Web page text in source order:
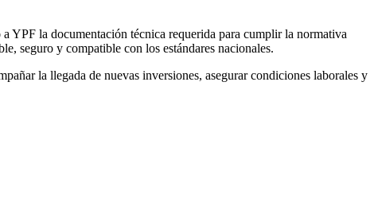
YPF la documentación técnica requerida para cumplir la normativa
seguro y compatible con los estándares nacionales.
la llegada de nuevas inversiones, asegurar condiciones laborales y